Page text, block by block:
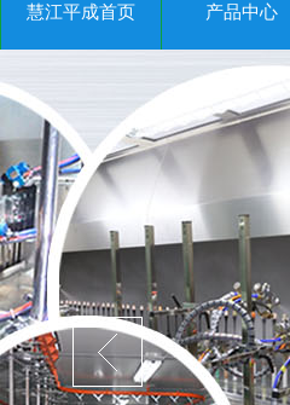
慧江平成首页 产品中心